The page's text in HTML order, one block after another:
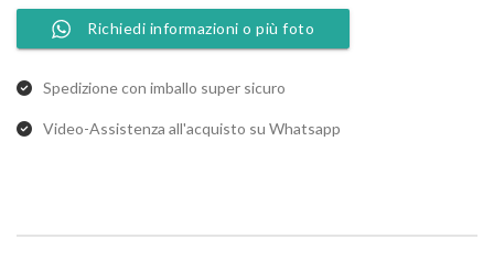
Richiedi informazioni o più foto
Spedizione con imballo super sicuro
Video-Assistenza all'acquisto su Whatsapp